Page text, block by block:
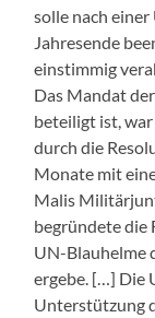
solle nach
Jahresende
einstimmig
Das Mandat
beteiligt ist,
durch die
Monate mit
Malis
begründete die
UN-Blauhelme
ergebe. […] Die
Unterstützung